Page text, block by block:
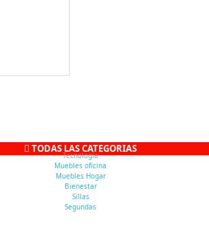
TODAS LAS CATEGORIAS
Tecnología
Muebles oficina
Muebles Hogar
Bienestar
Sillas
Segundas